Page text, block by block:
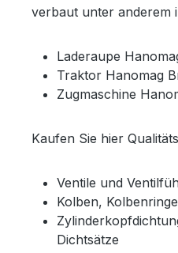
verbaut unter anderem
Laderaupe
Traktor Hanomag
Zugmaschine
Kaufen Sie hier
Ventile und
Kolben,
Dichtsätze